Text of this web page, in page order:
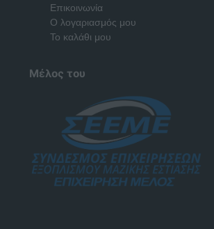
Επικοινωνία
Ο λογαριασμός μου
Το καλάθι μου
Μέλος του